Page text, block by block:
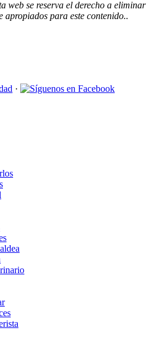
web se reserva el derecho a eliminar
apropiados para este contenido..
·